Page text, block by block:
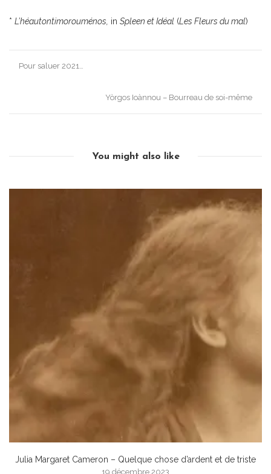
* L’héautontimorouménos, in Spleen et Idéal (Les Fleurs du mal)
Post
Pour saluer 2021…
Yòrgos Ioànnou – Bourreau de soi-même
You might also like
Julia Margaret Cameron – Quelque chose d’ardent et de triste
19 décembre 2023